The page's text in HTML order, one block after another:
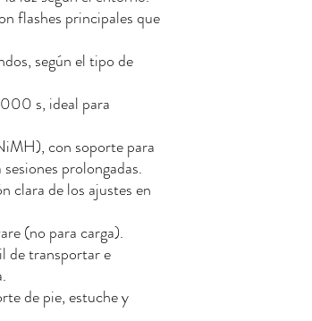
flashes principales que
según el tipo de
s, ideal para
con soporte para
prolongadas.
clara de los ajustes en
(no para carga).
de transportar e
de pie, estuche y